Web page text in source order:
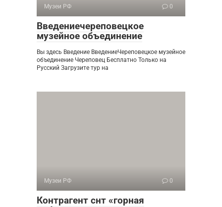
Музеи РФ 0
Введениечереповецкое
музейное объединение
Вы здесь Введение ВведениеЧереповецкое музейное
объединение Череповец Бесплатно Только на
Русский Загрузите тур на
Музеи РФ 0
Контрагент снт «горная